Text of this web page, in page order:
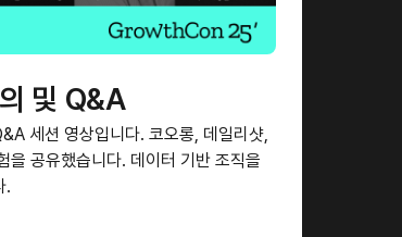
및 Q&A
세션 영상입니다. 코오롱, 데일리샷,
을 공유했습니다. 데이터 기반 조직을
.